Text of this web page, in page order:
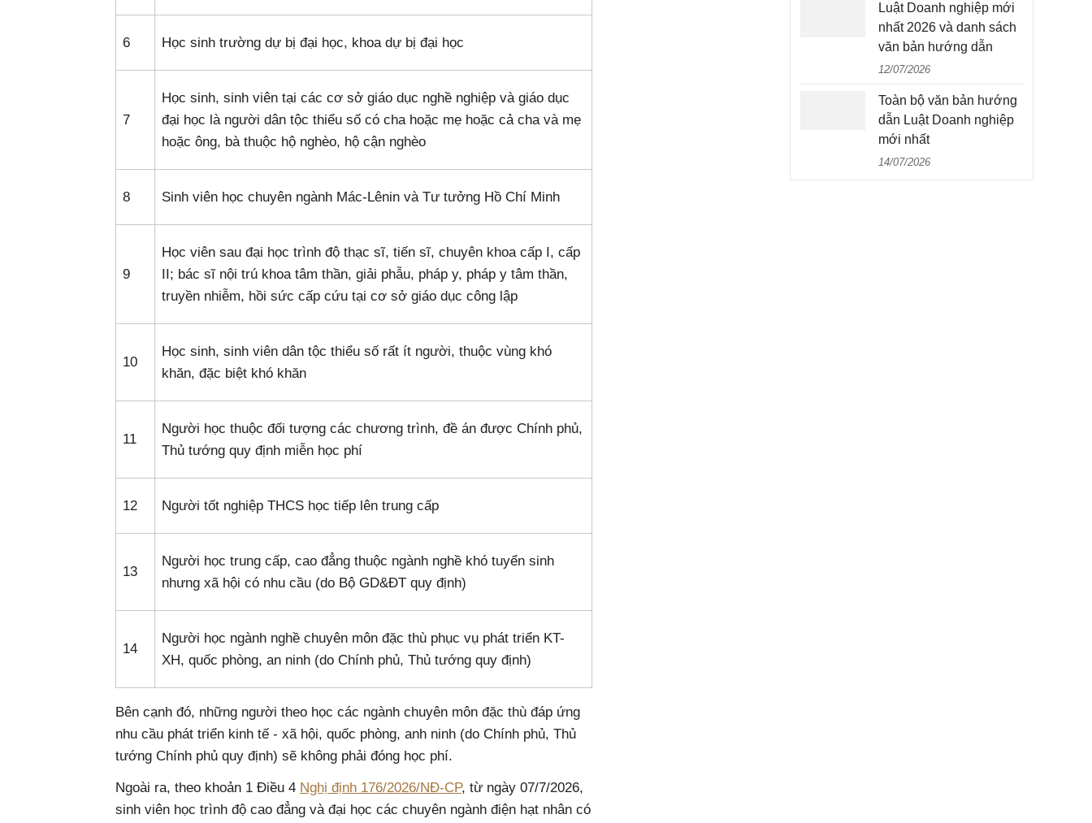
6 Học sinh trường dự bị đại học, khoa dự bị đại học
7
Học sinh, sinh viên tại các cơ sở giáo dục nghề nghiệp và giáo dục
đại học là người dân tộc thiểu số có cha hoặc mẹ hoặc cả cha và mẹ
hoặc ông, bà thuộc hộ nghèo, hộ cận nghèo
8 Sinh viên học chuyên ngành Mác-Lênin và Tư tưởng Hồ Chí Minh
9
Học viên sau đại học trình độ thạc sĩ, tiến sĩ, chuyên khoa cấp I, cấp
II; bác sĩ nội trú khoa tâm thần, giải phẫu, pháp y, pháp y tâm thần,
truyền nhiễm, hồi sức cấp cứu tại cơ sở giáo dục công lập
10
Học sinh, sinh viên dân tộc thiểu số rất ít người, thuộc vùng khó
khăn, đặc biệt khó khăn
11
Người học thuộc đối tượng các chương trình, đề án được Chính phủ,
Thủ tướng quy định miễn học phí
12 Người tốt nghiệp THCS học tiếp lên trung cấp
13
Người học trung cấp, cao đẳng thuộc ngành nghề khó tuyển sinh
nhưng xã hội có nhu cầu (do Bộ GD&ĐT quy định)
14
Người học ngành nghề chuyên môn đặc thù phục vụ phát triển KT-
XH, quốc phòng, an ninh (do Chính phủ, Thủ tướng quy định)
Bên cạnh đó, những người theo học các ngành chuyên môn đặc thù đáp ứng
nhu cầu phát triển kinh tế - xã hội, quốc phòng, anh ninh (do Chính phủ, Thủ
tướng Chính phủ quy định) sẽ không phải đóng học phí.
Ngoài ra, theo khoản 1 Điều 4 Nghị định 176/2026/NĐ-CP, từ ngày 07/7/2026,
sinh viên học trình độ cao đẳng và đại học các chuyên ngành điện hạt nhân có
Luật Doanh nghiệp mới
nhất 2026 và danh sách
văn bản hướng dẫn
12/07/2026
Toàn bộ văn bản hướng
dẫn Luật Doanh nghiệp
mới nhất
14/07/2026